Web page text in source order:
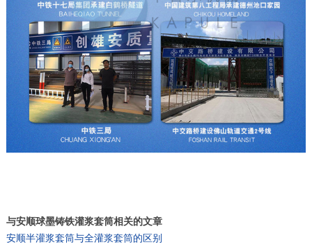
与安顺球墨铸铁灌浆套筒相关的文章
安顺半灌浆套筒与全灌浆套筒的区别